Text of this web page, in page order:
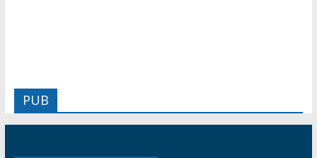
PUB